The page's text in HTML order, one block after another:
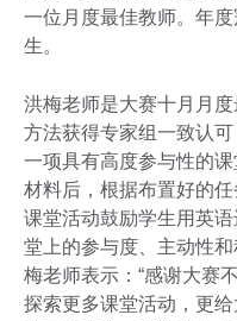
一位月度最佳教师。年
生。
洪梅老师是大赛十月月度
方法获得专家组一致认可
一项具有高度参与性的
材料后，根据布置好的
课堂活动鼓励学生用英
堂上的参与度、主动性
梅老师表示：“感谢大赛
探索更多课堂活动，更